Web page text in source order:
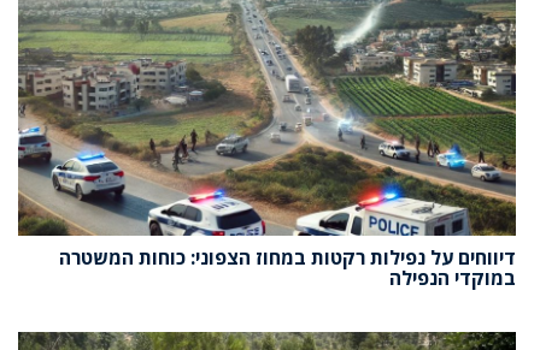
דיווחים על נפילות רקטות במחוז הצפוני: כוחות המשטרה
במוקדי הנפילה